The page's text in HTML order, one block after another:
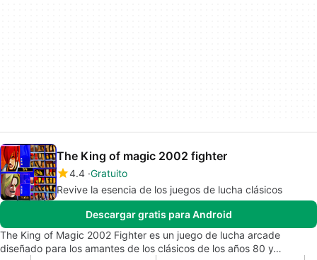
The King of magic 2002 fighter
4.4 Gratuito
Revive la esencia de los juegos de lucha clásicos
Descargar gratis para Android
The King of Magic 2002 Fighter es un juego de lucha arcade
diseñado para los amantes de los clásicos de los años 80 y…